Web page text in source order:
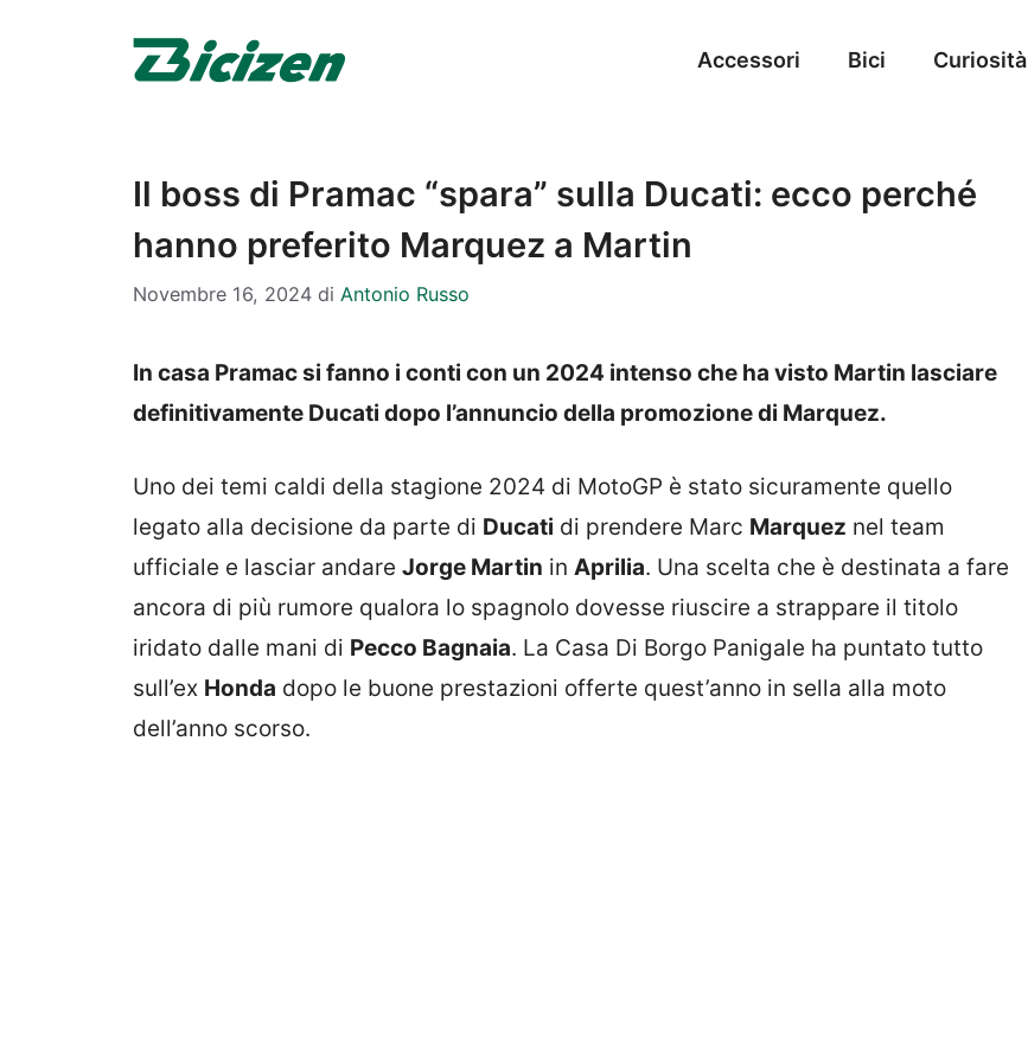
Accessori Bici Curiosità
Il boss di Pramac “spara” sulla Ducati: ecco perché
hanno preferito Marquez a Martin
Novembre 16, 2024 di Antonio Russo
In casa Pramac si fanno i conti con un 2024 intenso che ha visto Martin lasciare
definitivamente Ducati dopo l’annuncio della promozione di Marquez.
Uno dei temi caldi della stagione 2024 di MotoGP è stato sicuramente quello
legato alla decisione da parte di Ducati di prendere Marc Marquez nel team
ufficiale e lasciar andare Jorge Martin in Aprilia. Una scelta che è destinata a fare
ancora di più rumore qualora lo spagnolo dovesse riuscire a strappare il titolo
iridato dalle mani di Pecco Bagnaia. La Casa Di Borgo Panigale ha puntato tutto
sull’ex Honda dopo le buone prestazioni offerte quest’anno in sella alla moto
dell’anno scorso.